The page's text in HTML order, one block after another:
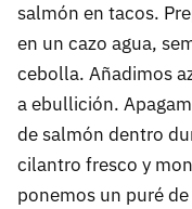
salmón en tacos.
en un cazo agua,
cebolla. Añadimos
a ebullición.
de salmón dentro
cilantro fresco y
ponemos un puré